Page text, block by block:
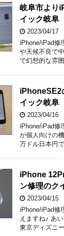
岐阜市より
イック岐阜
2023/04/17
iPhone/iPad修
や天候不良で
で幻想的な雰
iPhoneSE2
イック岐阜
2023/04/16
iPhone/iPad修
が個人向けの
万ドル日本円
iPhone
ン修理のク
2023/04/15
iPhone/iPad修
えますね♪ あ
東京ディズニ